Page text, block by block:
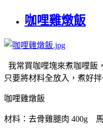
咖哩雞燉飯
我常買咖哩塊來煮咖哩飯
只要將材料全放入，煮好
咖哩雞燉飯
材料：去骨雞腿肉 400g